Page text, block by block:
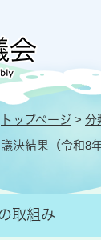
トップページ > 分
議決結果（令和8
取組み